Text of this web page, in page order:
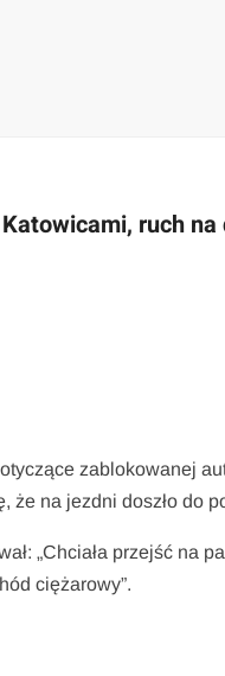
ruch na
zablokowanej
że na jezdni doszło do
„Chciała przejść na
ciężarowy”.